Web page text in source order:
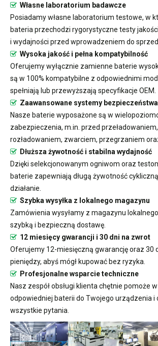
Własne laboratorium badawcze
Posiadamy własne laboratorium testowe, w
bateria przechodzi rygorystyczne testy
i wydajności przed wprowadzeniem do
Wysoka jakość i pełna kompatybilność
Oferujemy wyłącznie zamienne baterie
są w 100% kompatybilne z odpowiednimi
spełniają lub przewyższają specyfikacje OEM.
Zaawansowane systemy bezpieczeństwa
Nasze baterie wyposażone są w
zabezpieczenia, m.in. przed
rozładowaniem, zwarciem, przegrzaniem
Dłuższa żywotność i stabilna wydajność
Dzięki selekcjonowanym ogniwom oraz
baterie zapewniają długą żywotność
działanie.
Szybka wysyłka z lokalnego magazynu
Zamówienia wysyłamy z magazynu
szybką i bezpieczną dostawę.
12 miesięcy gwarancji i 30 dni na zwrot
Oferujemy 12-miesięczną gwarancję oraz 30
pieniędzy, abyś mógł kupować bez ryzyka.
Profesjonalne wsparcie techniczne
Nasz zespół obsługi klienta chętnie pomoże
odpowiedniej baterii do Twojego urządzenia i
wszystkie pytania.